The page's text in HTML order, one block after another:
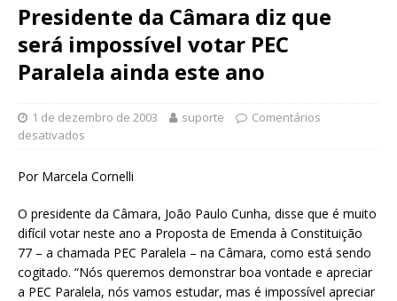
Presidente da Câmara diz que
será impossível votar PEC
Paralela ainda este ano
1 de dezembro de 2003 suporte
Comentários
desativados
Por Marcela Cornelli
O presidente da Câmara, João Paulo Cunha, disse que é muito
difícil votar neste ano a Proposta de Emenda à Constituição
77 – a chamada PEC Paralela – na Câmara, como está sendo
cogitado. “Nós queremos demonstrar boa vontade e apreciar
a PEC Paralela, nós vamos estudar, mas é impossível apreciar